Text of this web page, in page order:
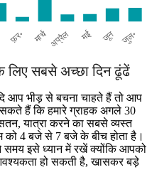
लिए सबसे अच्छा दिन ढूंढें
आप भीड़ से बचना चाहते हैं तो आप
हैं कि हमारे ग्राहक अगले 30
यात्रा करने का सबसे व्यस्त
4 बजे से 7 बजे के बीच होता है।
समय इसे ध्यान में रखें क्योंकि आपको
हो सकती है, खासकर बड़े